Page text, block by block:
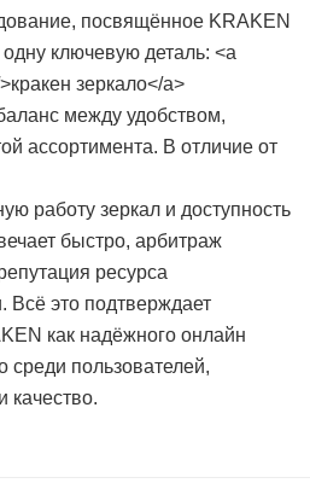
посвящённое KRAKEN
ключевую деталь: <a
зеркало</a>
между удобством,
ассортимента. В отличие от
работу зеркал и доступность
быстро, арбитраж
ресурса
это подтверждает
как надёжного онлайн
среди пользователей,
качество.